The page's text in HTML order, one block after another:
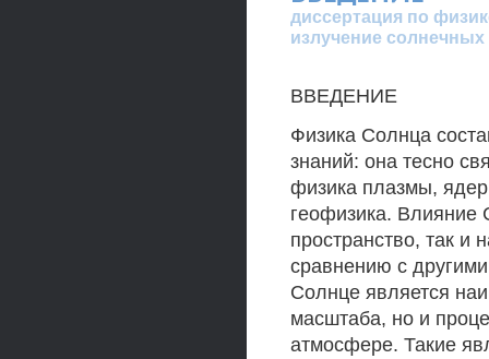
диссертация по
излучение
ВВЕДЕНИЕ
Физика Солнца
знаний: она тесно
физика плазмы,
геофизика. Влияние
пространство, так
сравнению с
Солнце является
масштаба, но и
атмосфере. Такие